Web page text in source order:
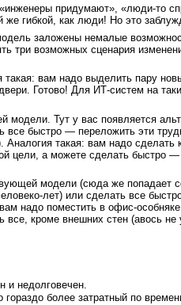
придумают», «люди-то
гибкой, как люди! Но это
заложены немалые
три возможных сценария
вам надо выделить пару
Готово! Для ИТ-систем на
модели. Тут у вас появляется
все быстро — переложить эти
Аналогия такая: вам надо сделать
цели, а можете сделать быстро
модели (сюда же попадает
лет) или сделать все
надо поместить в офис-
кроме внешних стен (авось не
и недолговечен.
более затратный по